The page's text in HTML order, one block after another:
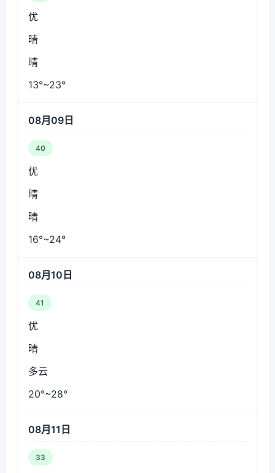
优
晴
晴
13°~23°
08月09日
40
优
晴
晴
16°~24°
08月10日
41
优
晴
多云
20°~28°
08月11日
33